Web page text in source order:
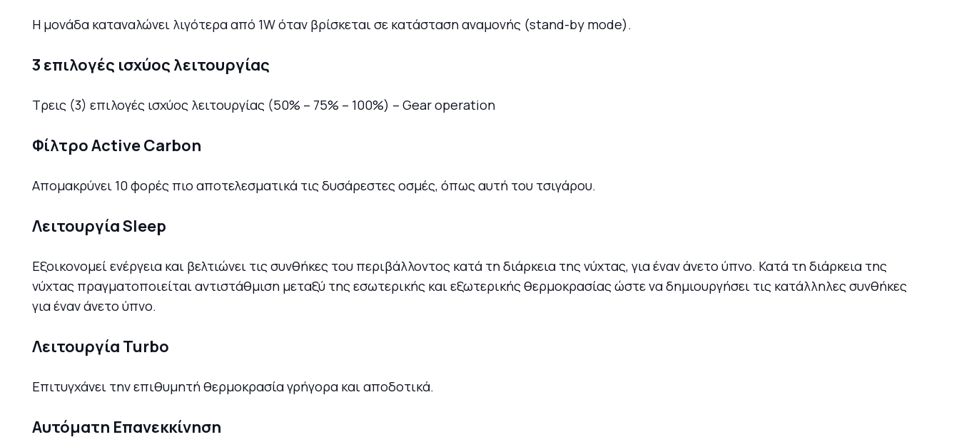
Η μονάδα καταναλώνει λιγότερα από 1W όταν βρίσκεται σε κατάσταση αναμονής (stand-by mode).
3 επιλογές ισχύος λειτουργίας
Tρεις (3) επιλογές ισχύος λειτουργίας (50% – 75% – 100%) – Gear operation
Φίλτρο Active Carbon
Απομακρύνει 10 φορές πιο αποτελεσματικά τις δυσάρεστες οσμές, όπως αυτή του τσιγάρου.
Λειτουργία Sleep
Εξοικονομεί ενέργεια και βελτιώνει τις συνθήκες του περιβάλλοντος κατά τη διάρκεια της νύχτας, για έναν άνετο ύπνο. Κατά τη διάρκεια της
νύχτας πραγματοποιείται αντιστάθμιση μεταξύ της εσωτερικής και εξωτερικής θερμοκρασίας ώστε να δημιουργήσει τις κατάλληλες συνθήκες
για έναν άνετο ύπνο.
Λειτουργία Turbo
Επιτυγχάνει την επιθυμητή θερμοκρασία γρήγορα και αποδοτικά.
Αυτόματη Επανεκκίνηση